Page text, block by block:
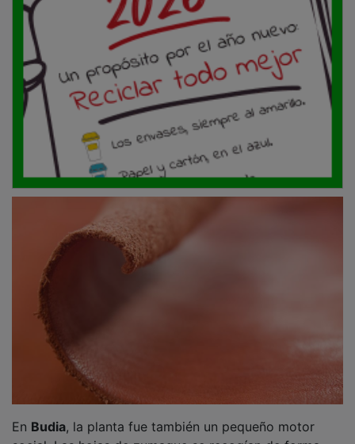
social. Las hojas de zumaque se recogían de forma